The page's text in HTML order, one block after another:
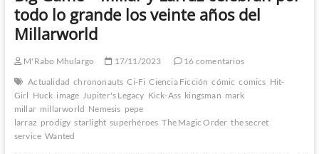
todo lo grande los veinte años del
Millarworld
M'Rabo Mhulargo 17/11/2023
16 comentarios
Actualidad chrononauts Ci-Fi Ciencia Ficción cómic comics Hit-
Girl Huck image Jupiter's Legacy Kick-Ass kingsman mark
millar millarworld Nemesis pepe
larraz prodigy starlight superhéroes The Magic Order the secret
service Wanted